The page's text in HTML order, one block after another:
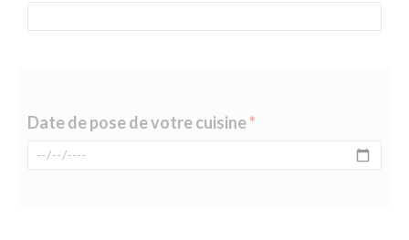
Date de pose de votre cuisine